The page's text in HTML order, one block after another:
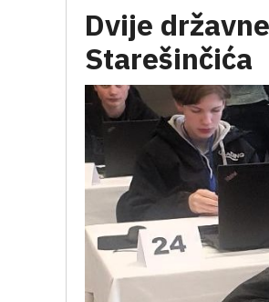
Dvije
Starešinčića